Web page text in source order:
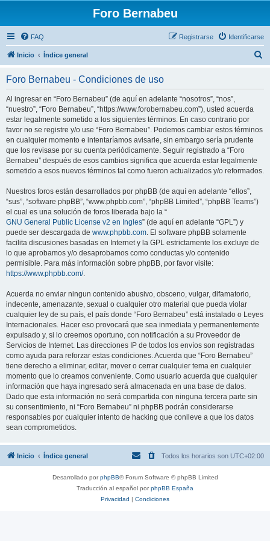
Foro Bernabeu
FAQ Identificarse
Registrarse
Inicio Índice general
Foro Bernabeu - Condiciones de uso
Al ingresar en “Foro Bernabeu” (de aquí en adelante “nosotros”, “nos”,
“nuestro”, “Foro Bernabeu”, “https://www.forobernabeu.com”), usted acuerda
estar legalmente sometido a los siguientes términos. En caso contrario por
favor no se registre y/o use “Foro Bernabeu”. Podemos cambiar estos términos
en cualquier momento e intentaríamos avisarle, sin embargo sería prudente
que los revisase por su cuenta periódicamente. Seguir registrado a “Foro
Bernabeu” después de esos cambios significa que acuerda estar legalmente
sometido a esos nuevos términos tal como fueron actualizados y/o reformados.
Nuestros foros están desarrollados por phpBB (de aquí en adelante “ellos”,
“sus”, “software phpBB”, “www.phpbb.com”, “phpBB Limited”, “phpBB Teams”)
el cual es una solución de foros liberada bajo la “
GNU General Public License v2 en Ingles” (de aquí en adelante “GPL”) y
puede ser descargada de www.phpbb.com. El software phpBB solamente
facilita discusiones basadas en Internet y la GPL estrictamente los excluye de
lo que aprobamos y/o desaprobamos como conductas y/o contenido
permisible. Para más información sobre phpBB, por favor visite:
https://www.phpbb.com/.
Acuerda no enviar ningun contenido abusivo, obsceno, vulgar, difamatorio,
indecente, amenazante, sexual o cualquier otro material que pueda violar
cualquier ley de su país, el país donde “Foro Bernabeu” está instalado o Leyes
Internacionales. Hacer eso provocará que sea inmediata y permanentemente
expulsado y, si lo creemos oportuno, con notificación a su Proveedor de
Servicios de Internet. Las direcciones IP de todos los envíos son registradas
como ayuda para reforzar estas condiciones. Acuerda que “Foro Bernabeu”
tiene derecho a eliminar, editar, mover o cerrar cualquier tema en cualquier
momento que lo creamos conveniente. Como usuario acuerda que cualquier
información que haya ingresado será almacenada en una base de datos.
Dado que esta información no será compartida con ninguna tercera parte sin
su consentimiento, ni “Foro Bernabeu” ni phpBB podrán considerarse
responsables por cualquier intento de hacking que conlleve a que los datos
sean comprometidos.
Inicio Índice general Todos los horarios son UTC+02:00
Desarrollado porphpBB® Forum Software © phpBB Limited
Traducción al español porphpBB España
Privacidad | Condiciones